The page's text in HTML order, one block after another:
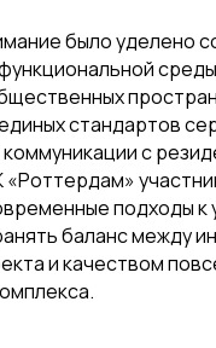
было уделено
стандартов
с
подходы к
баланс между
и качеством